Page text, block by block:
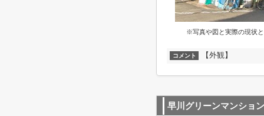
※写真や図と実際の現状
コメント 【外観】
早川グリーンマンション